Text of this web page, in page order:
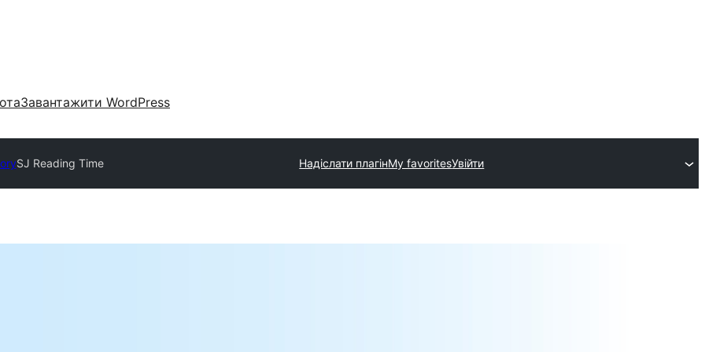
Завантажити WordPress
SJ Reading Time Надіслати плагінMy favoritesУвійти